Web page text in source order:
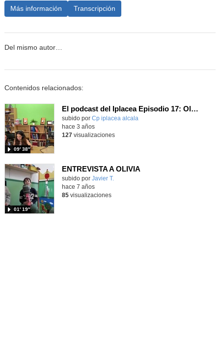
Más información Transcripción
Del mismo autor…
Contenidos relacionados:
El podcast del Iplacea Episodio 17: Olivia
subido por Cp iplacea alcala
09′ 38″
hace 3 años
127visualizaciones
ENTREVISTA A OLIVIA
subido por Javier T.
01′ 19″
hace 7 años
85visualizaciones